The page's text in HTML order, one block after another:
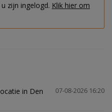
zijn ingelogd. Klik hier om
07-08-2026 16:20
in Den